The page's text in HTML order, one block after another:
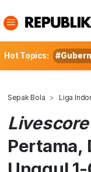
Hot Topics:
Sepak Bola Liga
Livescore
Pertama,